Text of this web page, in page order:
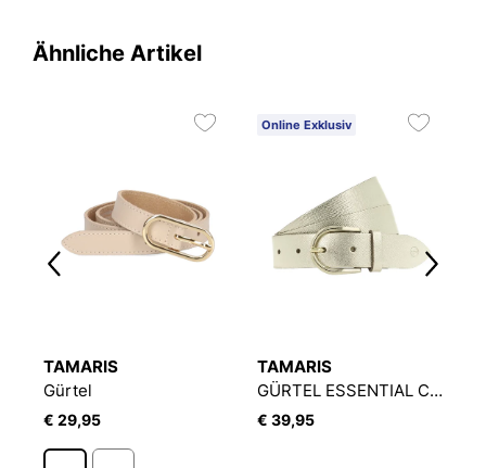
Ähnliche Artikel
TAMARIS
Gürtel
€ 29,95
Online Exklusiv
TAMARIS
GÜRTEL ESSENTIAL CLASSICS
€ 39,95